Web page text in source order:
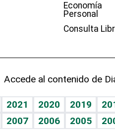
Economía
Personal
Consulta
Accede al contenido de
2021 2020 2019
2007 2006 2005